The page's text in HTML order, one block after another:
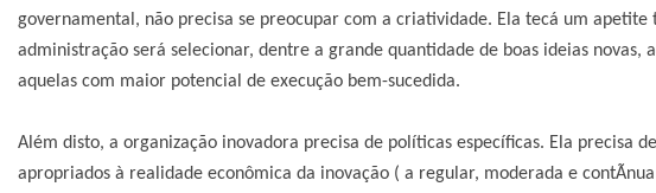
governamental, não precisa se preocupar com a criatividade. Ela tecá um
administração será selecionar, dentre a grande quantidade de boas ideias
aquelas com maior potencial de execução bem-sucedida.
Além disto, a organização inovadora precisa de políticas especí­ficas. Ela precisa
apropriados à realidade econômica da inovação ( a regular, moderada e